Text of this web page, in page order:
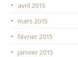
avril 2015
mars 2015
février 2015
janvier 2015